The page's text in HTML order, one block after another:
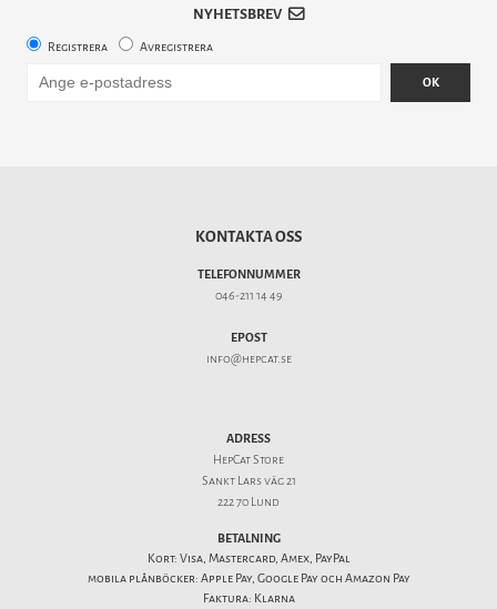
NYHETSBREV
Registrera Avregistrera
OK
KONTAKTA OSS
TELEFONNUMMER
046-211 14 49
EPOST
info@hepcat.se
ADRESS
HepCat Store
Sankt Lars väg 21
222 70 Lund
BETALNING
Kort: Visa, Mastercard, Amex, PayPal
mobila plånböcker: Apple Pay, Google Pay och Amazon Pay
Faktura: Klarna